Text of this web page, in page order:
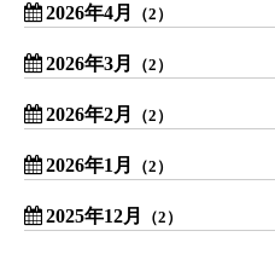
2026年4月 （2）
2026年3月 （2）
2026年2月 （2）
2026年1月 （2）
2025年12月 （2）